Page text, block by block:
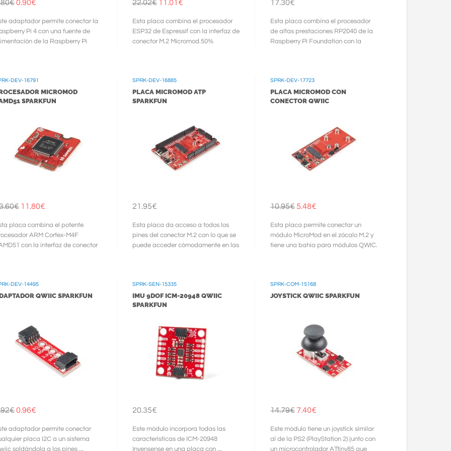
0.90€
adaptador permite conectar la
Pi 4 con una fuente de
de la Raspberry Pi
22.02€ 11.01€
Esta placa combina el procesador
ESP32 de Espressif con la interfaz de
conector M.2 Micromod.50%
17.30€
Esta placa combina el procesador
de altas prestaciones RP2040 de la
Raspberry Pi Foundation con la
DEV-16791
MICROMOD
SPARKFUN
11.80€
placa combina el potente
ARM Cortex-M4F
con la interfaz de conector
SPRK-DEV-16885
PLACA MICROMOD ATP
SPARKFUN
21.95€
Esta placa da acceso a todos los
pines del conector M.2 con lo que se
puede acceder cómodamente en las
SPRK-DEV-17723
PLACA MICROMOD CON
CONECTOR QWIIC
10.95€5.48€
Esta placa permite conectar un
módulo MicroMod en el zócalo M.2 y
tiene una bahía para módulos QWIC.
DEV-14495
QWIIC SPARKFUN
0.96€
adaptador permite conectar
placa I2C a un sistema
soldándola a los pines ...
SPRK-SEN-15335
IMU 9DOF ICM-20948 QWIIC
SPARKFUN
20.35€
Este módulo incorpora todas las
características de ICM-20948
Invensense en una placa con ...
SPRK-COM-15168
JOYSTICK QWIIC SPARKFUN
14.79€7.40€
Este módulo tiene un joystick similar
al de la PS2 (PlayStation 2) junto con
un microcontrolador ATtiny85 que